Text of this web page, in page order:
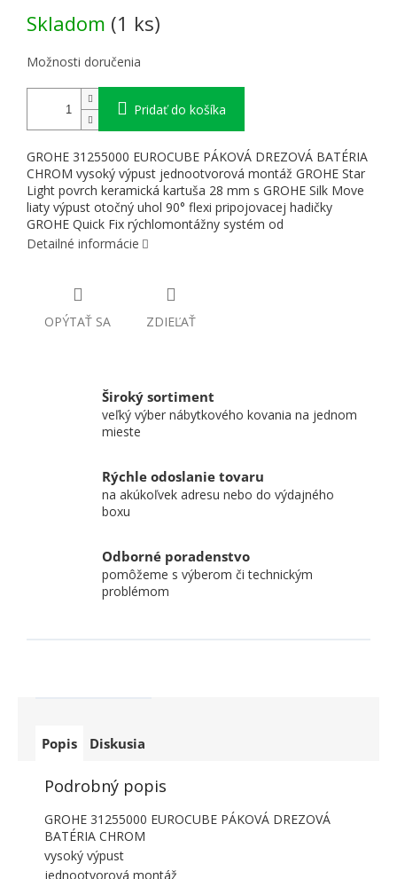
Skladom (1 ks)
Možnosti doručenia
Pridať do košíka
GROHE 31255000 EUROCUBE PÁKOVÁ DREZOVÁ BATÉRIA
CHROM vysoký výpust jednootvorová montáž GROHE Star
Light povrch keramická kartuša 28 mm s GROHE Silk Move
liaty výpust otočný uhol 90° flexi pripojovacej hadičky
GROHE Quick Fix rýchlomontážny systém od
Detailné informácie
OPÝTAŤ SA ZDIEĽAŤ
Široký sortiment
veľký výber nábytkového kovania na jednom
mieste
Rýchle odoslanie tovaru
na akúkoľvek adresu nebo do výdajného
boxu
Odborné poradenstvo
pomôžeme s výberom či technickým
problémom
Popis Diskusia
Podrobný popis
GROHE 31255000 EUROCUBE PÁKOVÁ DREZOVÁ
BATÉRIA CHROM
vysoký výpust
jednootvorová montáž